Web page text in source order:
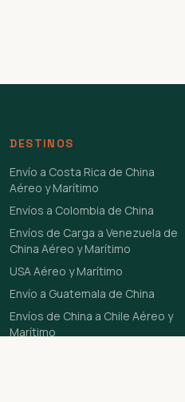
DESTINOS
Envío a Costa Rica de China
Aéreo y Marítimo
Envíos a Colombia de China
Envíos de Carga a Venezuela de
China Aéreo y Marítimo
USA Aéreo y Marítimo
Envío a Guatemala de China
Envíos de China a Chile Aéreo y
Marítimo